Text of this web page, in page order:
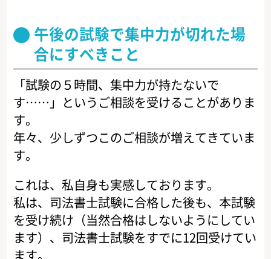
午後の試験で集中力が切れた場
合にすべきこと
「試験の５時間、集中力が持たないで
す……」というご相談を受けることがありま
す。
年々、少しずつこのご相談が増えてきていま
す。
これは、私自身も実感しております。
私は、司法書士試験に合格した後も、本試験
を受け続け（当然合格はしないようにしてい
ます）、司法書士試験をすでに12回受けてい
ます。